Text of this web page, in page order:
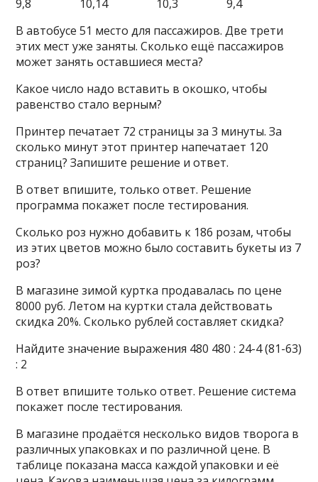
9,8 10,14 10,3 9,4
В автобусе 51 место для пассажиров. Две трети
этих мест уже заняты. Сколько ещё пассажиров
может занять оставшиеся места?
Какое число надо вставить в окошко, чтобы
равенство стало верным?
Принтер печатает 72 страницы за 3 минуты. За
сколько минут этот принтер напечатает 120
страниц? Запишите решение и ответ.
В ответ впишите, только ответ. Решение
программа покажет после тестирования.
Сколько роз нужно добавить к 186 розам, чтобы
из этих цветов можно было составить букеты из 7
роз?
В магазине зимой куртка продавалась по цене
8000 руб. Летом на куртки стала действовать
скидка 20%. Сколько рублей составляет скидка?
Найдите значение выражения 480 480 : 24-4 (81-63)
: 2
В ответ впишите только ответ. Решение система
покажет после тестирования.
В магазине продаётся несколько видов творога в
различных упаковках и по различной цене. В
таблице показана масса каждой упаковки и её